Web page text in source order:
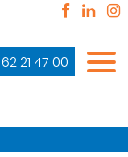
21 47 00